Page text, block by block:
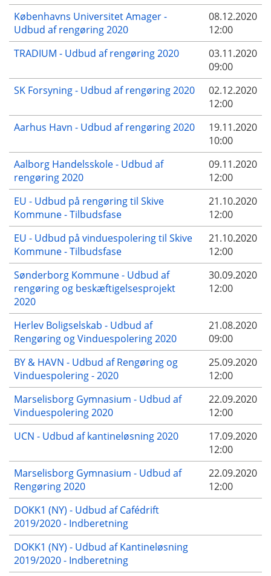
Københavns Universitet Amager -
Udbud af rengøring 2020
08.12.2020
12:00
TRADIUM - Udbud af rengøring 2020
03.11.2020
09:00
SK Forsyning - Udbud af rengøring 2020
02.12.2020
12:00
Aarhus Havn - Udbud af rengøring 2020
19.11.2020
10:00
Aalborg Handelsskole - Udbud af
rengøring 2020
09.11.2020
12:00
EU - Udbud på rengøring til Skive
Kommune - Tilbudsfase
21.10.2020
12:00
EU - Udbud på vinduespolering til Skive
Kommune - Tilbudsfase
21.10.2020
12:00
Sønderborg Kommune - Udbud af
rengøring og beskæftigelsesprojekt
2020
30.09.2020
12:00
Herlev Boligselskab - Udbud af
Rengøring og Vinduespolering 2020
21.08.2020
09:00
BY & HAVN - Udbud af Rengøring og
Vinduespolering - 2020
25.09.2020
12:00
Marselisborg Gymnasium - Udbud af
Vinduespolering 2020
22.09.2020
12:00
UCN - Udbud af kantineløsning 2020
17.09.2020
12:00
Marselisborg Gymnasium - Udbud af
Rengøring 2020
22.09.2020
12:00
DOKK1 (NY) - Udbud af Cafédrift
2019/2020 - Indberetning
DOKK1 (NY) - Udbud af Kantineløsning
2019/2020 - Indberetning